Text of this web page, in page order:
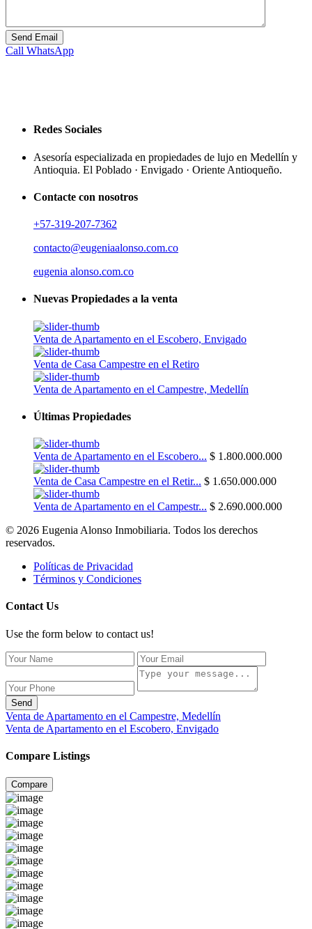
Call WhatsApp
Redes Sociales
Asesoría especializada en propiedades de lujo en Medellín y
Antioquia. El Poblado · Envigado · Oriente Antioqueño.
Contacte con nosotros
+57-319-207-7362
contacto@eugeniaalonso.com.co
eugenia alonso.com.co
Nuevas Propiedades a la venta
Venta de Apartamento en el Escobero, Envigado
Venta de Casa Campestre en el Retiro
Venta de Apartamento en el Campestre, Medellín
Últimas Propiedades
Venta de Apartamento en el Escobero... $ 1.800.000.000
Venta de Casa Campestre en el Retir... $ 1.650.000.000
Venta de Apartamento en el Campestr... $ 2.690.000.000
© 2026 Eugenia Alonso Inmobiliaria. Todos los derechos
reservados.
Políticas de Privacidad
Términos y Condiciones
Contact Us
Use the form below to contact us!
Send
Venta de Apartamento en el Campestre, Medellín
Venta de Apartamento en el Escobero, Envigado
Compare Listings
Compare